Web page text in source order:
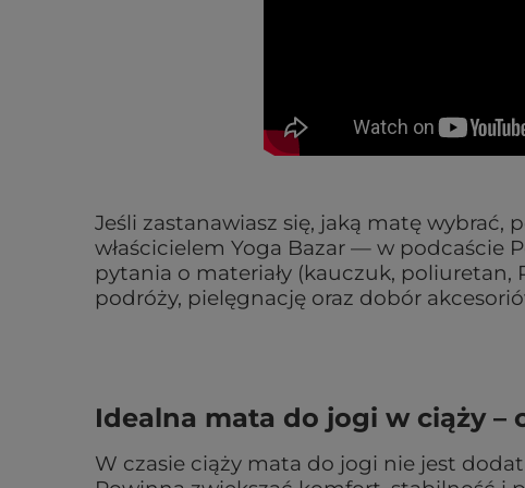
Jeśli zastanawiasz się, jaką matę
właścicielem Yoga Bazar — w podcaście
pytania o materiały (kauczuk,
podróży, pielęgnację oraz dobór
Idealna mata do jogi w ciąży –
W czasie ciąży mata do jogi nie jest